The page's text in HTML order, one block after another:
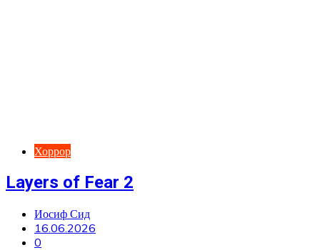
Хоррор
Layers of Fear 2
Иосиф Сид
16.06.2026
0